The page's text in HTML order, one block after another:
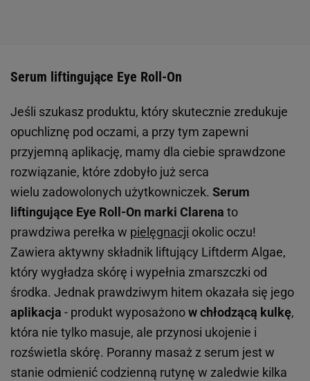
Serum liftingujące Eye Roll-On
Jeśli szukasz produktu, który skutecznie zredukuje
opuchliznę pod oczami, a przy tym zapewni
przyjemną aplikację, mamy dla ciebie sprawdzone
rozwiązanie, które zdobyło już serca
wielu zadowolonych użytkowniczek. Serum
liftingujące Eye Roll-On marki Clarena to
prawdziwa perełka w pielęgnacji okolic oczu!
Zawiera aktywny składnik liftujący Liftderm Algae,
który wygładza skórę i wypełnia zmarszczki od
środka. Jednak prawdziwym hitem okazała się jego
aplikacja - produkt wyposażonow chłodzącą kulkę,
która nie tylko masuje, ale przynosi ukojenie i
rozświetla skórę. Poranny masaż z serum jest w
stanie odmienić codzienną rutynę w zaledwie kilka